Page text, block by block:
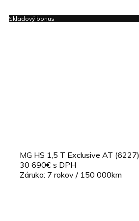
Skladový bonus
MG HS 1,5 T Exclusive AT (6227)
30 690€ s DPH
Záruka: 7 rokov / 150 000km